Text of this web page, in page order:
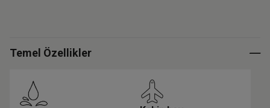
Temel Özellikler